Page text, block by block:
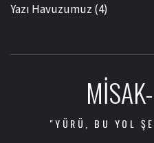
Yazı Havuzumuz (4)
"YÜRÜ, BU YOL